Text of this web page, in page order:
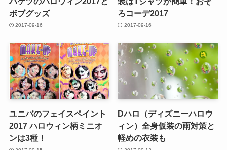
ボブグッズ
2017-09-16
ろコーデ2017
2017-09-16
ユニバのフェイスペイント
2017 ハロウィン柄ミニオ
ンは3種！
Dハロ（ディズニーハロウ
ィン）全身仮装の雨対策と
軽めの衣装も